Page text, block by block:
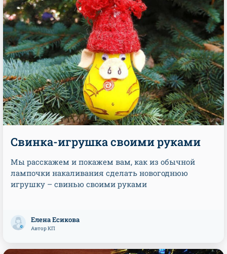
Свинка-игрушка своими руками
Мы расскажем и покажем вам, как из обычной
лампочки накаливания сделать новогоднюю
игрушку – свинью своими руками
Елена Есикова
Автор КП